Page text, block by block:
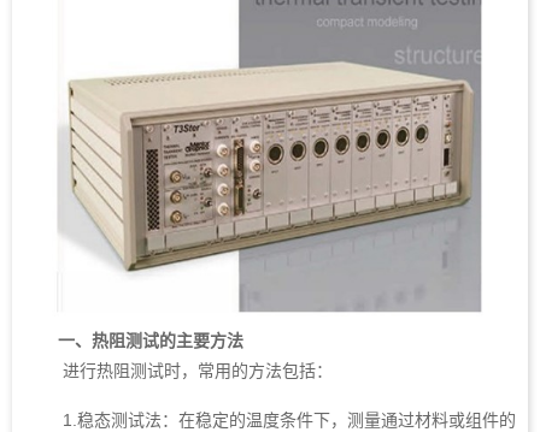
一、热阻测试的主要方法
进行热阻测试时，常用的方法包括：
1.稳态测试法：在稳定的温度条件下，测量通过材料或组件的